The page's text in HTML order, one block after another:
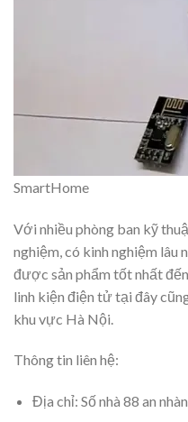
SmartHome
Với nhiều phòng ban kỹ
nghiệm, có kinh nghiệm lâu
được sản phẩm tốt nhất
linh kiện điện tử tại đây
khu vực Hà Nội.
Thông tin liên hệ:
Địa chỉ: Số nhà 88 an